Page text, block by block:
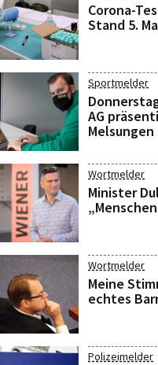
Corona-
Stand 5.
Sportmelder
AG
Melsungen
Wortmelder
Minister
Wortmelder
Meine
echtes
Polizeimelder